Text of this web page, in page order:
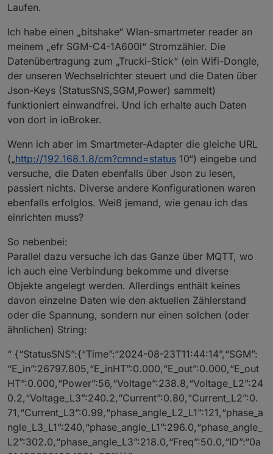
Laufen.
Ich habe einen „bitshake“ Wlan-smartmeter reader an
meinem „efr SGM-C4-1A600l“ Stromzähler. Die
Datenübertragung zum „Trucki-Stick“ (ein Wifi-Dongle,
der unseren Wechselrichter steuert und die Daten über
Json-Keys (StatusSNS,SGM,Power) sammelt)
funktioniert einwandfrei. Und ich erhalte auch Daten
von dort in ioBroker.
Wenn ich aber im Smartmeter-Adapter die gleiche URL
(„http://192.168.1.8/cm?cmnd=status 10“) eingebe und
versuche, die Daten ebenfalls über Json zu lesen,
passiert nichts. Diverse andere Konfigurationen waren
ebenfalls erfolglos. Weiß jemand, wie genau ich das
einrichten muss?
So nebenbei:
Parallel dazu versuche ich das Ganze über MQTT, wo
ich auch eine Verbindung bekomme und diverse
Objekte angelegt werden. Allerdings enthält keines
davon einzelne Daten wie den aktuellen Zählerstand
oder die Spannung, sondern nur einen solchen (oder
ähnlichen) String:
“ {“StatusSNS”:{“Time”:“2024-08-23T11:44:14”,“SGM”:
“E_in”:26797.805,“E_inHT”:0.000,“E_out”:0.000,“E_out
HT”:0.000,“Power”:56,“Voltage”:238.8,“Voltage_L2”:24
0.2,“Voltage_L3”:240.2,“Current”:0.80,“Current_L2”:0.
71,“Current_L3”:0.99,“phase_angle_L2_L1”:121,“phase_a
ngle_L3_L1”:240,“phase_angle_L1”:296.0,“phase_angle_
L2”:302.0,“phase_angle_L3”:218.0,“Freq”:50.0,“ID”:“0a